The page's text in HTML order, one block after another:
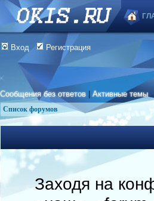
Вход Регистрация
Сообщения без ответов |Активные темы
Список форумов
Заходя на